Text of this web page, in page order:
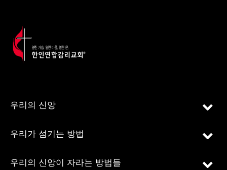
우리의 신앙
우리가 섬기는 방법
우리의 신앙이 자라는 방법들